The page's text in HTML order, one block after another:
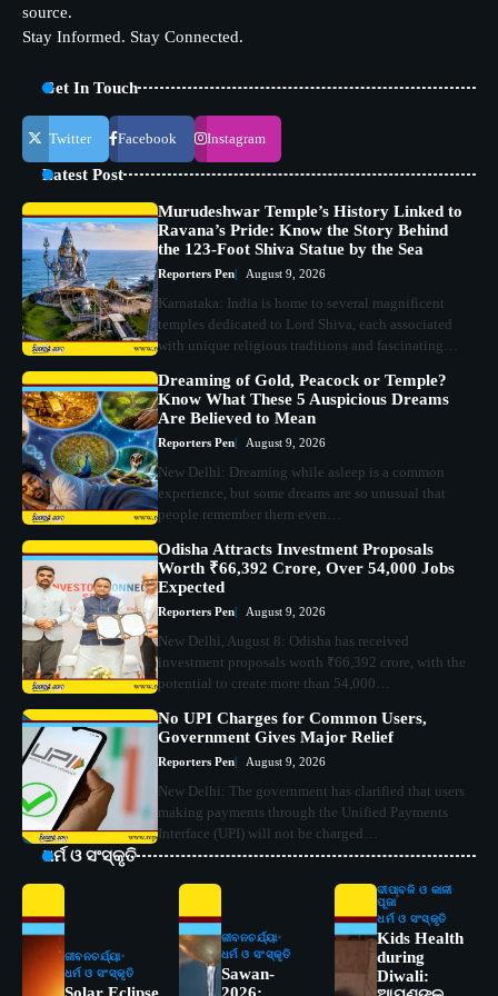
source.
Stay Informed. Stay Connected.
Get In Touch
Twitter Facebook Instagram
Latest Post
Murudeshwar Temple’s History Linked to
Ravana’s Pride: Know the Story Behind
the 123-Foot Shiva Statue by the Sea
Reporters Pen August 9, 2026
Karnataka: India is home to several magnificent
temples dedicated to Lord Shiva, each associated
with unique religious traditions and fascinating…
Dreaming of Gold, Peacock or Temple?
Know What These 5 Auspicious Dreams
Are Believed to Mean
Reporters Pen August 9, 2026
New Delhi: Dreaming while asleep is a common
experience, but some dreams are so unusual that
people remember them even…
Odisha Attracts Investment Proposals
Worth ₹66,392 Crore, Over 54,000 Jobs
Expected
Reporters Pen August 9, 2026
New Delhi, August 8: Odisha has received
investment proposals worth ₹66,392 crore, with the
potential to create more than 54,000…
No UPI Charges for Common Users,
Government Gives Major Relief
Reporters Pen August 9, 2026
New Delhi: The government has clarified that users
making payments through the Unified Payments
Interface (UPI) will not be charged…
ଧର୍ମ ଓ ସଂସ୍କୃତି
ଜୀବନଚର୍ଯ୍ୟା
ଧର୍ମ ଓ ସଂସ୍କୃତି
ଜୀବନଚର୍ଯ୍ୟା
ଧର୍ମ ଓ ସଂସ୍କୃତି
Sawan-
ଦୀପାବଳି ଓ କାଳୀ
ପୂଜା
ଧର୍ମ ଓ ସଂସ୍କୃତି
Kids Health
during
Diwali: